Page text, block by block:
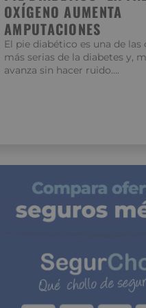
OXÍGENO AUMENTA
AMPUTACIONES
El pie diabético es una de
más serias de la diabetes y,
avanza sin hacer ruido….